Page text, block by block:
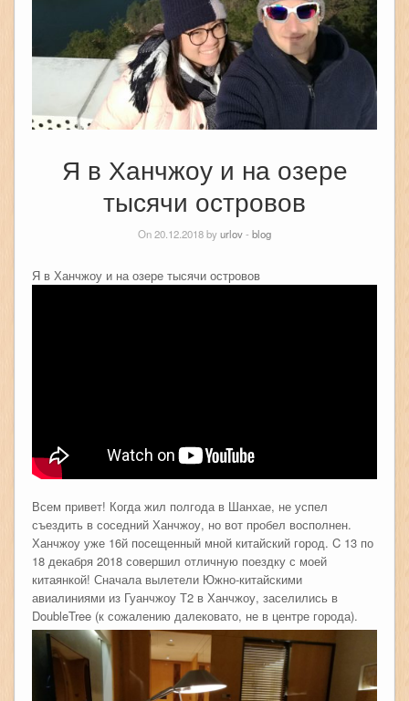
Я в Ханчжоу и на озере
тысячи островов
On 20.12.2018 byurlov- blog
Я в Ханчжоу и на озере тысячи островов
Всем привет! Когда жил полгода в Шанхае, не успел
съездить в соседний Ханчжоу, но вот пробел восполнен.
Ханчжоу уже 16й посещенный мной китайский город. C 13 по
18 декабря 2018 совершил отличную поездку с моей
китаянкой! Сначала вылетели Южно-китайскими
авиалиниями из Гуанчжоу Т2 в Ханчжоу, заселились в
DoubleTree (к сожалению далековато, не в центре города).